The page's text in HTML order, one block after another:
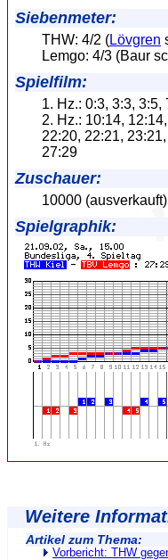
Siebenmeter:
THW: 4/2 (Lövgren
Lemgo: 4/3 (Baur
Spielfilm:
1. Hz.: 0:3, 3:3, 3:5,
2. Hz.: 10:14,
22:20, 22:21,
27:29
Zuschauer:
10000
Spielgraphik:
Weitere
Artikel zum Thema:
Vorbericht: THW